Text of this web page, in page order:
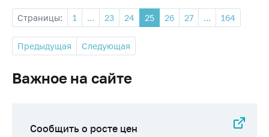
Страницы: 1 ... 23 24 25 26 27 ... 164
Предыдущая Следующая
Важное на сайте
Сообщить о росте цен